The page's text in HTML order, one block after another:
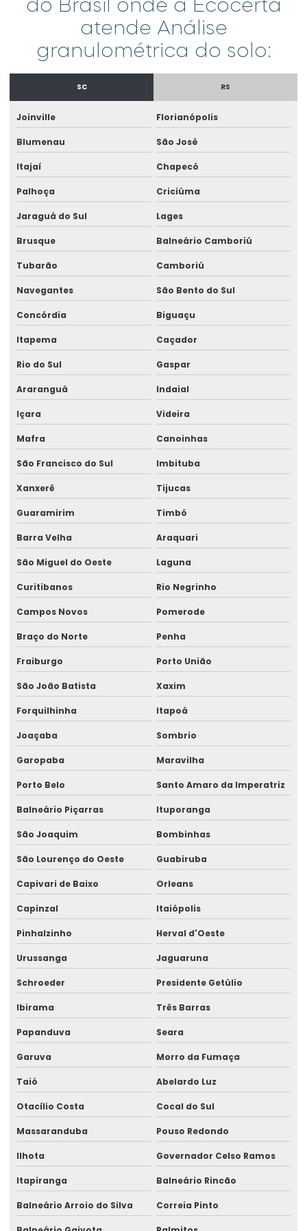
Análise de água superficial
Análise de águas residuárias
Análise de alimentos laboratório
Análise de contaminantes em água
Análise csao
Análise da água em etas
Análise da caixa separadora de água e óleo
Análise da qualidade da água para consumo humano
Análise da qualidade do ar em ambientes climatizados
Análise da qualidade do ar interior
Análise de dbo em efluentes
Análise de efluente sanitário
Análise de efluente tratado
Análise de efluentes
Análise de efluentes industriais
Análise de efluentes líquidos
Análise de erva mate
Análise de esgoto
Análise em eta
Análise em ete
Análise de farelo de soja
Análise de farelo de trigo
Análise de farinha
Análise física do solo
Análise física dos alimentos
Análise física química
Análise física e química do solo
Análise físico química
Análise de fósforo no solo
Análise granulométrica
Análise granulométrica do solo
Análise de higiene com swab
do Brasil onde a Ecocerta
atende Análise
granulométrica do solo:
SC RS
Joinville Florianópolis
Blumenau São José
Itajaí Chapecó
Palhoça Criciúma
Jaraguá do Sul Lages
Brusque Balneário Camboriú
Tubarão Camboriú
Navegantes São Bento do Sul
Concórdia Biguaçu
Itapema Caçador
Rio do Sul Gaspar
Araranguá Indaial
Içara Videira
Mafra Canoinhas
São Francisco do Sul Imbituba
Xanxerê Tijucas
Guaramirim Timbó
Barra Velha Araquari
São Miguel do Oeste Laguna
Curitibanos Rio Negrinho
Campos Novos Pomerode
Braço do Norte Penha
Fraiburgo Porto União
São João Batista Xaxim
Forquilhinha Itapoá
Joaçaba Sombrio
Garopaba Maravilha
Porto Belo Santo Amaro da Imperatriz
Balneário Piçarras Ituporanga
São Joaquim Bombinhas
São Lourenço do Oeste Guabiruba
Capivari de Baixo Orleans
Capinzal Itaiópolis
Pinhalzinho Herval d'Oeste
Urussanga Jaguaruna
Schroeder Presidente Getúlio
Ibirama Três Barras
Papanduva Seara
Garuva Morro da Fumaça
Taió Abelardo Luz
Otacílio Costa Cocal do Sul
Massaranduba Pouso Redondo
Ilhota Governador Celso Ramos
Itapiranga Balneário Rincão
Balneário Arroio do Silva Correia Pinto